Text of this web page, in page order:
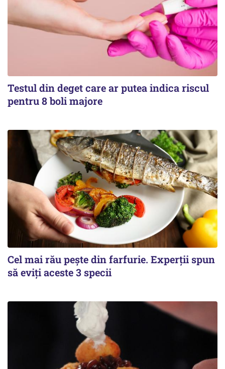
Testul din deget care ar putea indica riscul
pentru 8 boli majore
Cel mai rău pește din farfurie. Experții spun
să eviți aceste 3 specii